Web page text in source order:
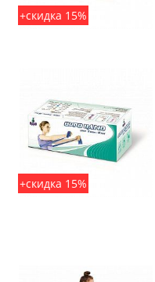
+скидка 15%
+скидка 15%